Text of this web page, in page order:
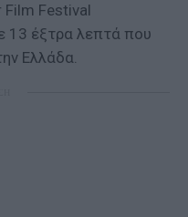
Film Festival
13 έξτρα λεπτά που
Ελλάδα.